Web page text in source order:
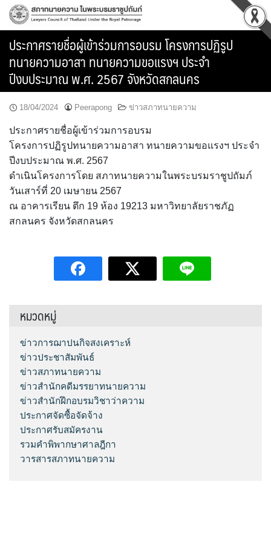
Skip
ประกาศรายชื่อผู้เข้าร่วมการอบรม โครงการปฏิรูป
ทนายความอาสา ทนายความขอแรงฯ ประจำ
ปีงบประมาณ พ.ศ. 2567 จังหวัดสกลนคร
18/04/2024 Peerapong ข่าวสภาทนายความ
ประกาศรายชื่อผู้เข้าร่วมการอบรม
โครงการปฏิรูปทนายความอาสา ทนายความขอแรงฯ ประจำ
ปีงบประมาณ พ.ศ. 2567
ดำเนินโครงการโดย สภาทนายความในพระบรมราชูปถัมภ์
วันเสาร์ที่ 20 เมษายน 2567
ณ อาคารเรียน ตึก 19 ห้อง 19213 มหาวิทยาลัยราชภัฏ
สกลนคร จังหวัดสกลนคร
หมวดหมู่
ข่าวการฌาปนกิจสงเคราะห์
ข่าวประชาสัมพันธ์
ข่าวสภาทนายความ
ข่าวสำนักคดีมรรยาทนายความ
ข่าวสำนักฝึกอบรมวิชาว่าความ
ประกาศจัดซื้อจัดจ้าง
ประกาศรับสมัครงาน
รวมคำพิพากษาศาลฎีกา
วารสารสภาทนายความ